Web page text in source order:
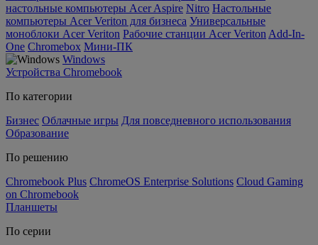
настольные компьютеры Acer Aspire Nitro Настольные
компьютеры Acer Veriton для бизнеса Универсальные
моноблоки Acer Veriton Рабочие станции Acer Veriton Add-In-
One Chromebox Мини-ПК
Windows
Устройства Chromebook
По категории
Бизнес Облачные игры Для повседневного использования
Образование
По решению
Chromebook Plus ChromeOS Enterprise Solutions Cloud Gaming
on Chromebook
Планшеты
По серии